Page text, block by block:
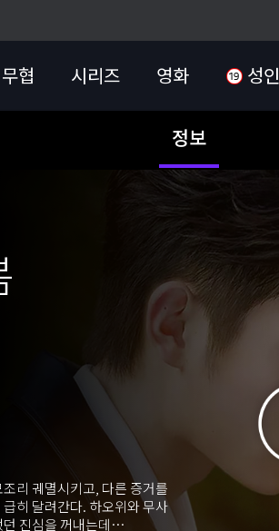
무협 시리즈 영화 성인
정보
리 궤멸시키고, 다른 증거를
히 달려간다. 하오위와 무사
던 진심을 꺼내는데…